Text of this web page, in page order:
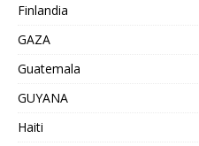
Finlandia
GAZA
Guatemala
GUYANA
Haiti